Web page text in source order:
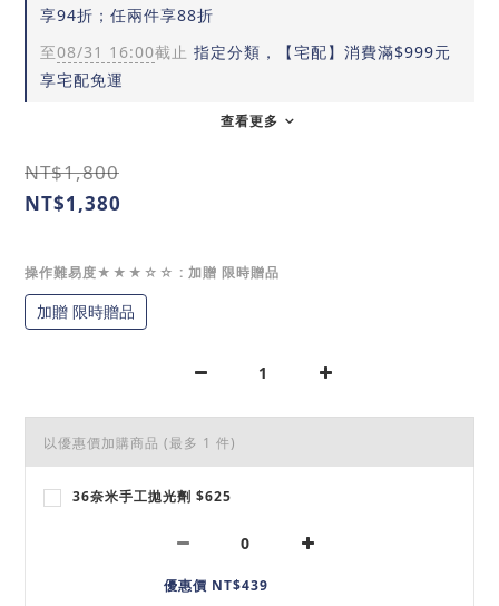
享94折；任兩件享88折
至08/31 16:00截止 指定分類，【宅配】消費滿$999元
享宅配免運
查看更多
NT$1,800
NT$1,380
操作難易度★★★☆☆ : 加贈 限時贈品
加贈 限時贈品
以優惠價加購商品 (最多 1 件)
36奈米手工拋光劑 $625
優惠價 NT$439